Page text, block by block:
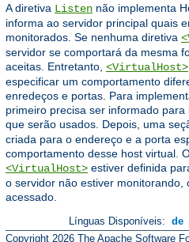
A diretiva Listen não implementa
informa ao servidor principal quais
monitorados. Se nenhuma diretiva
servidor se comportará da mesma
aceitas. Entretanto, <VirtualHost>
especificar um comportamento
enredeços e portas. Para
primeiro precisa ser informado
que serão usados. Depois, uma
criada para o endereço e a porta
comportamento desse host virtual.
<VirtualHost> estiver definida
o servidor não estiver monitorando,
acessado.
Línguas Disponíveis: de
Copyright 2026 The Apache Software